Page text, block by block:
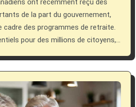
de la part du gouvernement,
cadre des programmes de retraite.
pour des millions de citoyens,…